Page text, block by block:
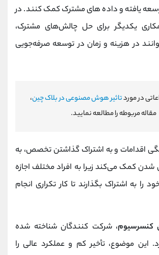
یافته و داده های مشترک کمک کنند. در
یکدیگر برای حل چالش‌های مشترک،
در هزینه و زمان در توسعه صرفه‌جویی
در موردتاثیر هوش مصنوعی در بلاک چین،
مقاله مربوطه را مطالعه نمایید.
اقدامات و به اشتراک گذاشتن تخصص، به
شدن کمک می‌کند زیرا به افراد مختلف اجازه
به اشتراک بگذارند تا کار تکراری انجام
کنسرسیوم، شرکت کنندگان شناخته شده
این موضوع، تأخیر کم و عملکرد عالی را